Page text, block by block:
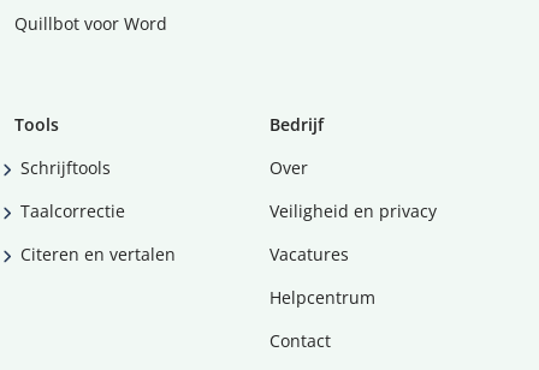
Quillbot voor Word
Tools
Schrijftools
Taalcorrectie
Citeren en vertalen
Bedrijf
Over
Veiligheid en privacy
Vacatures
Helpcentrum
Contact